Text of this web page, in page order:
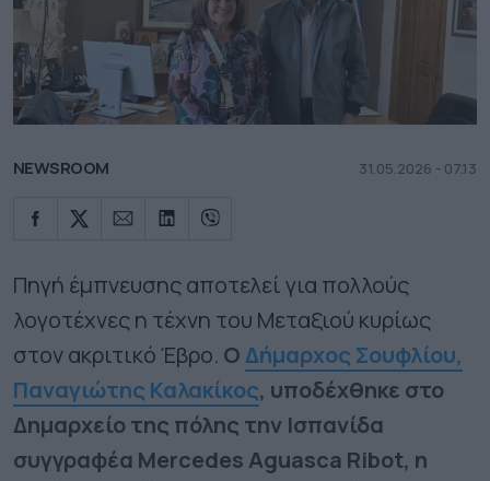
NEWSROOM 31.05.2026 - 07.13
Πηγή έμπνευσης αποτελεί για πολλούς
λογοτέχνες η τέχνη του Μεταξιού κυρίως
στον ακριτικό Έβρο. ΟΔήμαρχος Σουφλίου,
Παναγιώτης Καλακίκος, υποδέχθηκε στο
Δημαρχείο της πόλης την Ισπανίδα
συγγραφέα Mercedes Aguasca Ribot, η